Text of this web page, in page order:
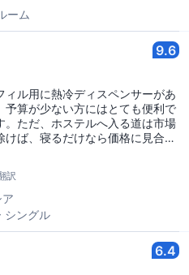
ーム
9.6
ル用に熱冷ディスペンサーがあ
予算が少ない方にはとても便利で
ただ、ホステルへ入る道は市場
ば、寝るだけなら価格に見合っ
ですが、寝るだけなら快適で
訳
シングル
6.4